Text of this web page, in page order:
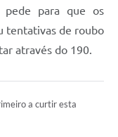
para que os
tentativas de roubo
através do 190.
a curtir esta